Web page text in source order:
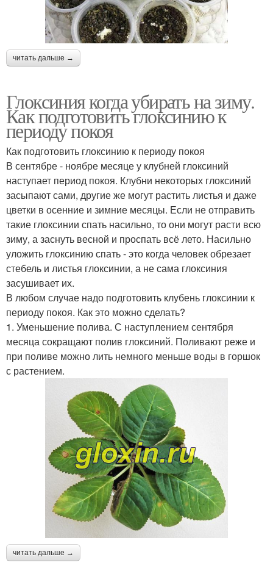
читать дальше →
Глоксиния когда убирать на зиму.
Как подготовить глоксинию к
периоду покоя
Как подготовить глоксинию к периоду покоя
В сентябре - ноябре месяце у клубней глоксиний
наступает период покоя. Клубни некоторых глоксиний
засыпают сами, другие же могут растить листья и даже
цветки в осенние и зимние месяцы. Если не отправить
такие глоксинии спать насильно, то они могут расти всю
зиму, а заснуть весной и проспать всё лето. Насильно
уложить глоксинию спать - это когда человек обрезает
стебель и листья глоксинии, а не сама глоксиния
засушивает их.
В любом случае надо подготовить клубень глоксинии к
периоду покоя. Как это можно сделать?
1. Уменьшение полива. С наступлением сентября
месяца сокращают полив глоксиний. Поливают реже и
при поливе можно лить немного меньше воды в горшок
с растением.
читать дальше →